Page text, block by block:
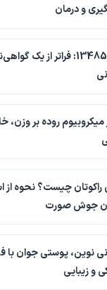
و درمان
ایزو 13485: فراتر از
میکروبیوم روده بر
چیست؟ نحوه از
جوش صورت
نوین، پوستی جوان با
و زیبایی